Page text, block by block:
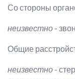
Со стороны
неизвестно -
Общие
неизвестно -